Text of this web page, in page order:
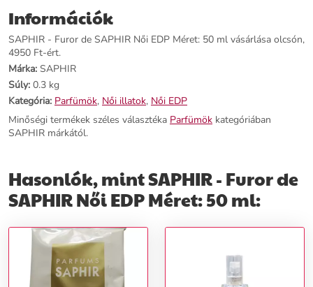
Információk
SAPHIR - Furor de SAPHIR Női EDP Méret: 50 ml vásárlása olcsón,
4950 Ft-ért.
Márka: SAPHIR
Súly: 0.3 kg
Kategória: Parfümök, Női illatok, Női EDP
Minőségi termékek széles választéka Parfümök kategóriában
SAPHIR márkától.
Hasonlók, mint SAPHIR - Furor de
SAPHIR Női EDP Méret: 50 ml: